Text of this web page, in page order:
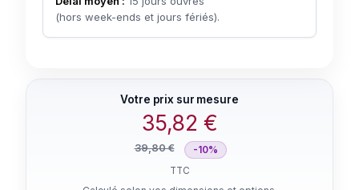
(hors week-ends et jours fériés).
35,82 €
39,80 € -10%
TTC